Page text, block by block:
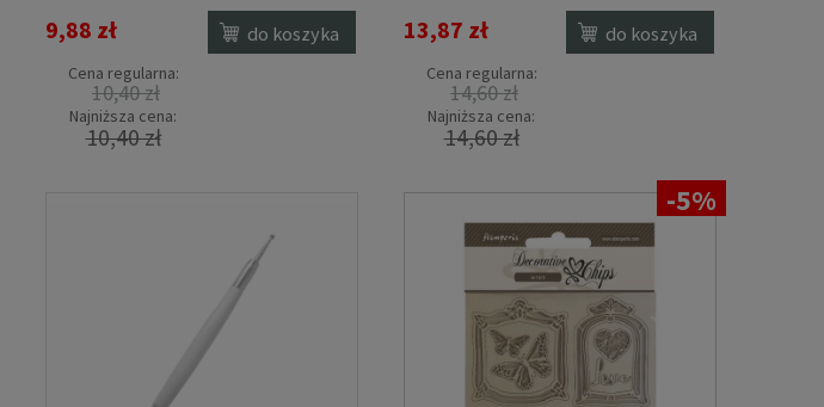
9,88 zł
Cena regularna:
10,40 zł
Najniższa cena:
10,40 zł
do koszyka 13,87 zł
Cena regularna:
14,60 zł
Najniższa cena:
14,60 zł
do koszyka
-5%